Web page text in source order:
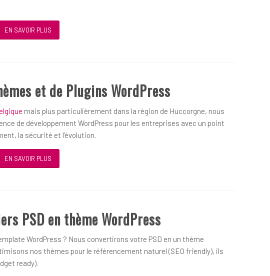
EN SAVOIR PLUS
et de Plugins WordPress
mais plus particulièrement dans la région de Huccorgne, nous
de développement WordPress pour les entreprises avec un point
la sécurité et l’évolution.
EN SAVOIR PLUS
PSD en thème WordPress
WordPress ? Nous convertirons votre PSD en un thème
nos thèmes pour le référencement naturel (SEO friendly), ils
ready).